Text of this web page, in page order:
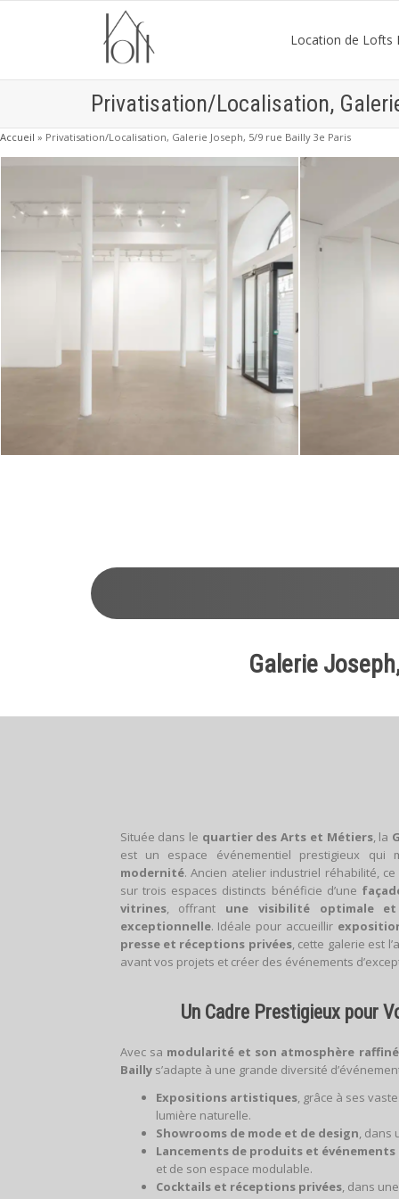
Location de Lofts
Privatisation/Localisation,
Accueil » Privatisation/Localisation, Galerie Joseph, 5/9 rue Bailly 3e Paris
Galerie
Située dans le quartier des Arts et Métiers, la
est un espace événementiel prestigieux qui
modernité. Ancien atelier industriel réhabilité,
sur trois espaces distincts bénéficie d’une
vitrines, offrant une visibilité optimale
exceptionnelle. Idéale pour accueillir
presse et réceptions privées, cette galerie est
avant vos projets et créer des événements
Un Cadre Prestigieux pour
Avec sa modularité et son atmosphère
Baillys’adapte à une grande diversité
Expositions artistiques, grâce à ses
lumière naturelle.
Showrooms de mode et de design, dans
Lancements de produits et événements
et de son espace modulable.
Cocktails et réceptions privées, dans